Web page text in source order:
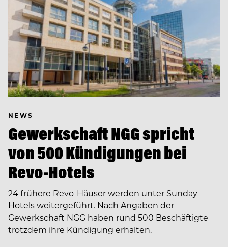
NEWS
Gewerkschaft NGG spricht
von 500 Kündigungen bei
Revo-Hotels
24 frühere Revo-Häuser werden unter Sunday
Hotels weitergeführt. Nach Angaben der
Gewerkschaft NGG haben rund 500 Beschäftigte
trotzdem ihre Kündigung erhalten.